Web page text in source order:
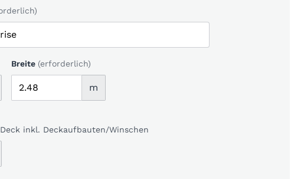
Breite (erforderlich)
m
inkl. Deckaufbauten/Winschen